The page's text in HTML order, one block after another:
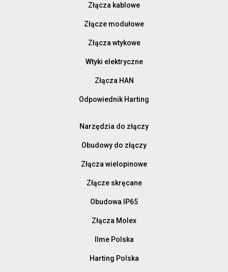
Złącza kablowe
Złącze modułowe
Złącza wtykowe
Wtyki elektryczne
Złącza HAN
Odpowiednik Harting
Narzędzia do złączy
Obudowy do złączy
Złącza wielopinowe
Złącze skręcane
Obudowa IP65
Złącza Molex
Ilme Polska
Harting Polska